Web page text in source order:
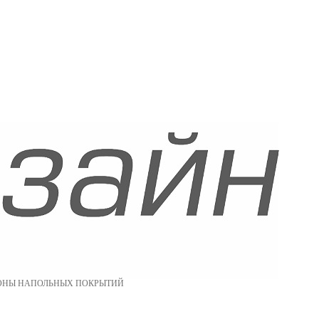
НАПОЛЬНЫХ ПОКРЫТИЙ